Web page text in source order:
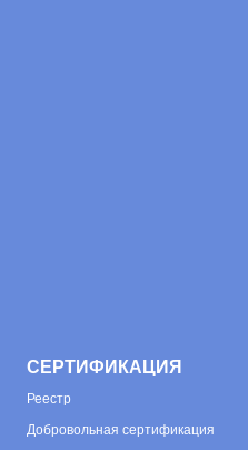
СЕРТИФИКАЦИЯ
Реестр
Добровольная сертификация